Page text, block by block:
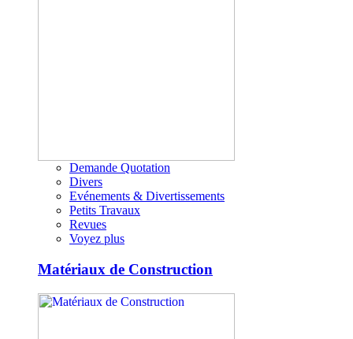
Demande Quotation
Divers
Evénements & Divertissements
Petits Travaux
Revues
Voyez plus
Matériaux de Construction